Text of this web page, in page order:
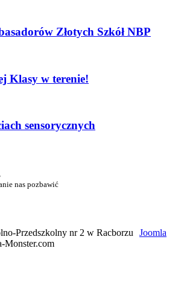
Złotych Szkół NBP
Klasy w terenie!
sensorycznych
nas pozbawić
Przedszkolny nr 2 w Racborzu Joomla
Monster.com